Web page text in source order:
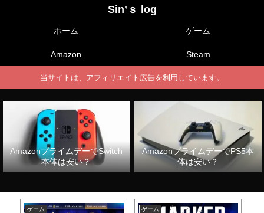
Sin’ｓ log
ホーム ゲーム
Amazon Steam
当サイトは、アフィリエイト広告を利用しています。
AmazonプライムデーでSwitch
本体は安い？
AmazonプライムデーでPS5本
体は安い？
ゲーム ゲーム